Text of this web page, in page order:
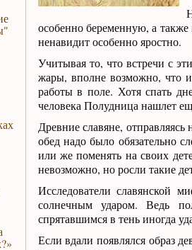
особенно беременную, а
ненавидит особенно яростно.
Учитывая то, что встречи с
жары, вполне возможно, что
работы в поле. Хотя спать
человека Полудница нашлет
Древние славяне,
обед надо было обязательно
или же поменять на своих
невозможно, но росли такие
Исследователи славянской
солнечным ударом. Ведь
спрятавшимся в тень иногда
Если вдали появлялся образ